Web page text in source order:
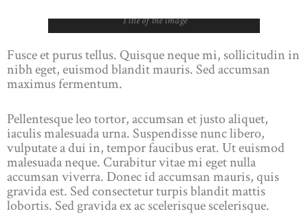
Title of the image
Fusce et purus tellus. Quisque neque mi, sollicitudin in
nibh eget, euismod blandit mauris. Sed accumsan
maximus fermentum.
Pellentesque leo tortor, accumsan et justo aliquet,
iaculis malesuada urna. Suspendisse nunc libero,
vulputate a dui in, tempor faucibus erat. Ut euismod
malesuada neque. Curabitur vitae mi eget nulla
accumsan viverra. Donec id accumsan mauris, quis
gravida est. Sed consectetur turpis blandit mattis
lobortis. Sed gravida ex ac scelerisque scelerisque.